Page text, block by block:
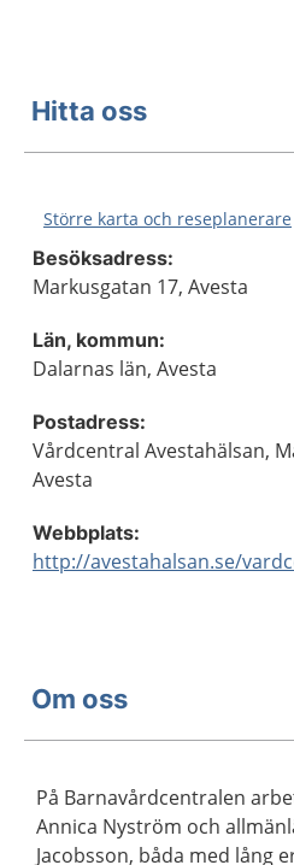
Hitta oss
Större karta och reseplanerare
Besöksadress:
Markusgatan 17, Avesta
Län, kommun:
Dalarnas län, Avesta
Postadress:
Vårdcentral Avestahälsan,
Avesta
Webbplats:
http://avestahalsan.se/
Om oss
På Barnavårdcentralen
Annica Nyström och
Jacobsson, båda med lång